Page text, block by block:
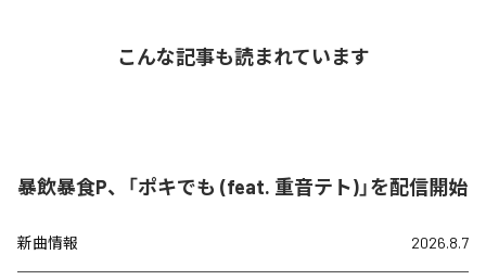
こんな記事も読まれています
暴飲暴食P、「ポキでも (feat. 重音テト)」を配信開始
新曲情報 2026.8.7